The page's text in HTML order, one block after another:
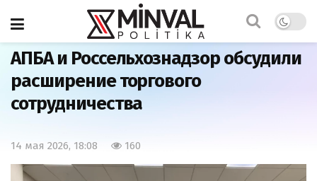
Главная Экономика
АПБА и Россельхознадзор обсудили
расширение торгового
сотрудничества
14 мая 2026, 18:08 160